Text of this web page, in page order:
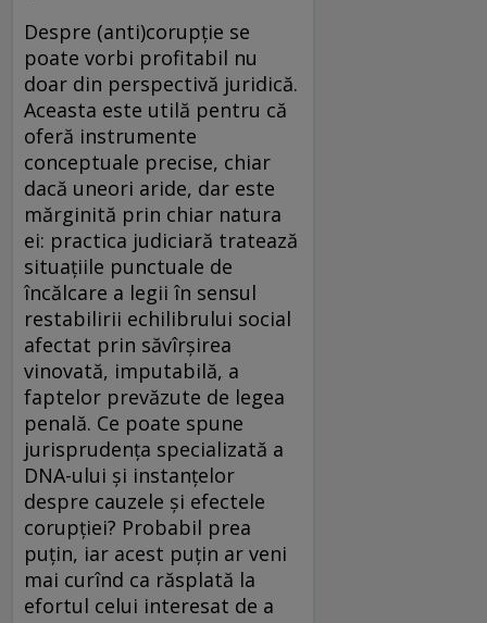
Despre (anti)corupție se
poate vorbi profitabil nu
doar din perspectivă juridică.
Aceasta este utilă pentru că
oferă instrumente
conceptuale precise, chiar
dacă uneori aride, dar este
mărginită prin chiar natura
ei: practica judiciară tratează
situațiile punctuale de
încălcare a legii în sensul
restabilirii echilibrului social
afectat prin săvîrșirea
vinovată, imputabilă, a
faptelor prevăzute de legea
penală. Ce poate spune
jurisprudența specializată a
DNA-ului și instanțelor
despre cauzele și efectele
corupției? Probabil prea
puțin, iar acest puțin ar veni
mai curînd ca răsplată la
efortul celui interesat de a